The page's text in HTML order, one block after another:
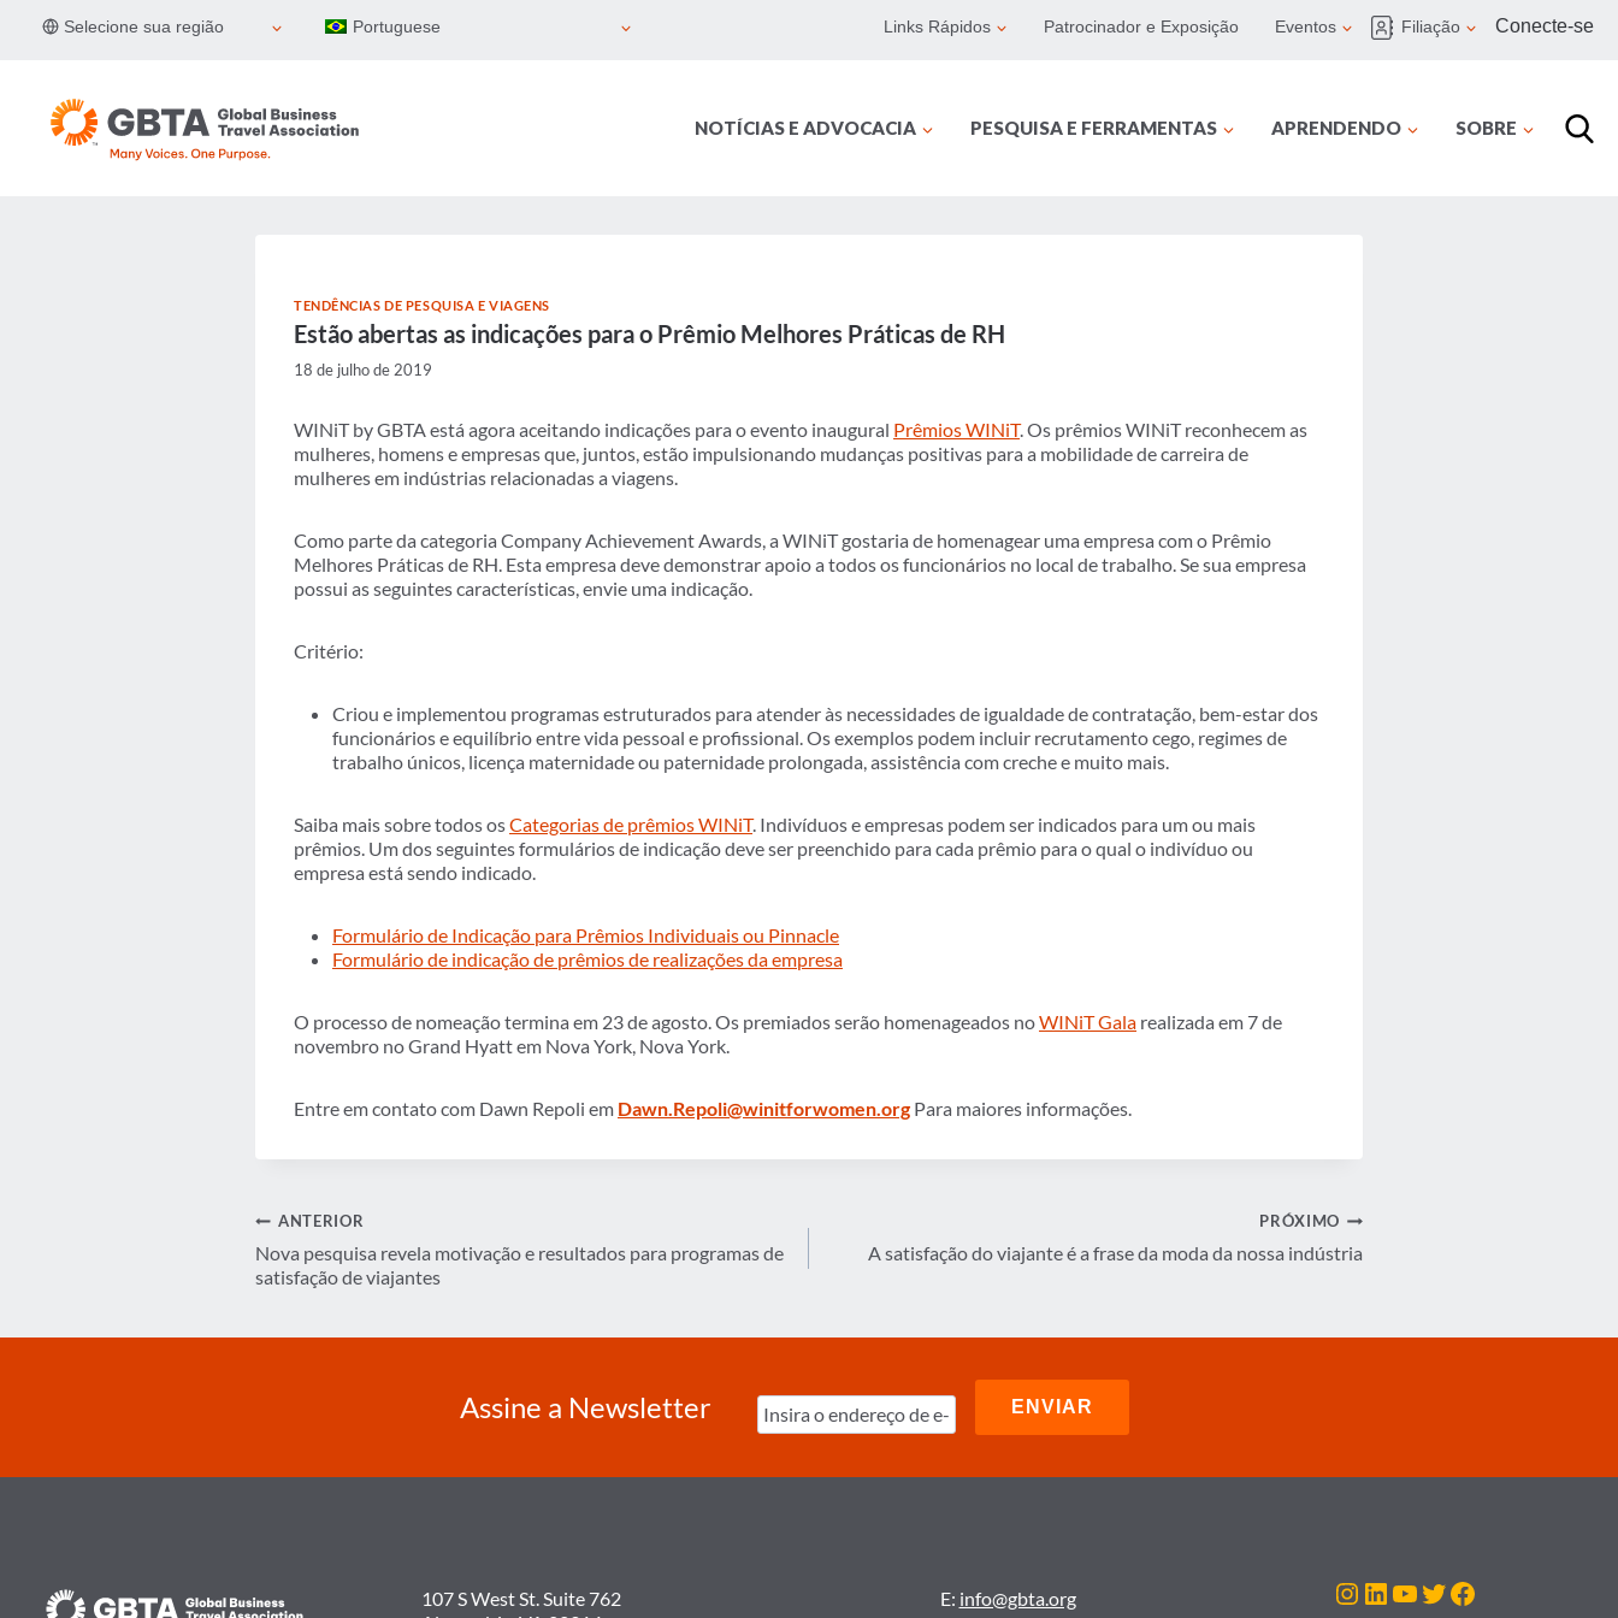
Selecione sua região Portuguese Links Rápidos Patrocinador e Exposição Eventos Filiação Conecte-se
NOTÍCIAS E ADVOCACIA PESQUISA E FERRAMENTAS APRENDENDO SOBRE
TENDÊNCIAS DE PESQUISA E VIAGENS
Estão abertas as indicações para o Prêmio Melhores Práticas de RH
18 de julho de 2019
WINiT by GBTA está agora aceitando indicações para o evento inaugural Prêmios WINiT. Os prêmios WINiT reconhecem as
mulheres, homens e empresas que, juntos, estão impulsionando mudanças positivas para a mobilidade de carreira de
mulheres em indústrias relacionadas a viagens.
Como parte da categoria Company Achievement Awards, a WINiT gostaria de homenagear uma empresa com o Prêmio
Melhores Práticas de RH. Esta empresa deve demonstrar apoio a todos os funcionários no local de trabalho. Se sua empresa
possui as seguintes características, envie uma indicação.
Critério:
Criou e implementou programas estruturados para atender às necessidades de igualdade de contratação, bem-estar dos
funcionários e equilíbrio entre vida pessoal e profissional. Os exemplos podem incluir recrutamento cego, regimes de
trabalho únicos, licença maternidade ou paternidade prolongada, assistência com creche e muito mais.
Saiba mais sobre todos osCategorias de prêmios WINiT. Indivíduos e empresas podem ser indicados para um ou mais
prêmios. Um dos seguintes formulários de indicação deve ser preenchido para cada prêmio para o qual o indivíduo ou
empresa está sendo indicado.
Formulário de Indicação para Prêmios Individuais ou Pinnacle
Formulário de indicação de prêmios de realizações da empresa
O processo de nomeação termina em 23 de agosto. Os premiados serão homenageados noWINiT Gala realizada em 7 de
novembro no Grand Hyatt em Nova York, Nova York.
Entre em contato com Dawn Repoli em Dawn.Repoli@winitforwomen.orgPara maiores informações.
Navegação
de
Post
ANTERIOR
Nova pesquisa revela motivação e resultados para programas de
satisfação de viajantes
PRÓXIMO
A satisfação do viajante é a frase da moda da nossa indústria
Assine a Newsletter
107 S West St. Suite 762
E: info@gbta.org Instagram
LinkedIn
Youtube
Twitter
Facebook